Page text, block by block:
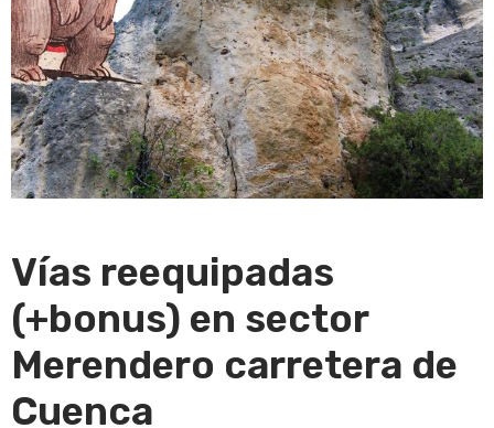
Vías reequipadas
(+bonus) en sector
Merendero carretera de
Cuenca